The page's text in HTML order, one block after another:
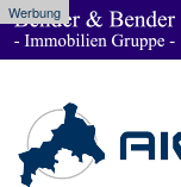
Werbung